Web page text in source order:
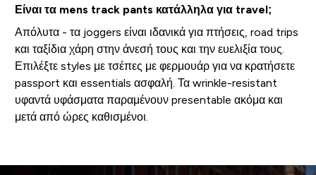
Είναι τα mens track pants κατάλληλα για travel;
Απόλυτα - τα joggers είναι ιδανικά για πτήσεις, road trips
και ταξίδια χάρη στην άνεσή τους και την ευελιξία τους.
Επιλέξτε styles με τσέπες με φερμουάρ για να κρατήσετε
passport και essentials ασφαλή. Τα wrinkle-resistant
υφαντά υφάσματα παραμένουν presentable ακόμα και
μετά από ώρες καθισμένοι.